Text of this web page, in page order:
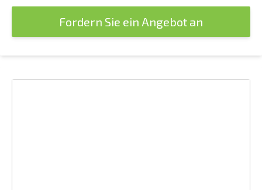
Fordern Sie ein Angebot an